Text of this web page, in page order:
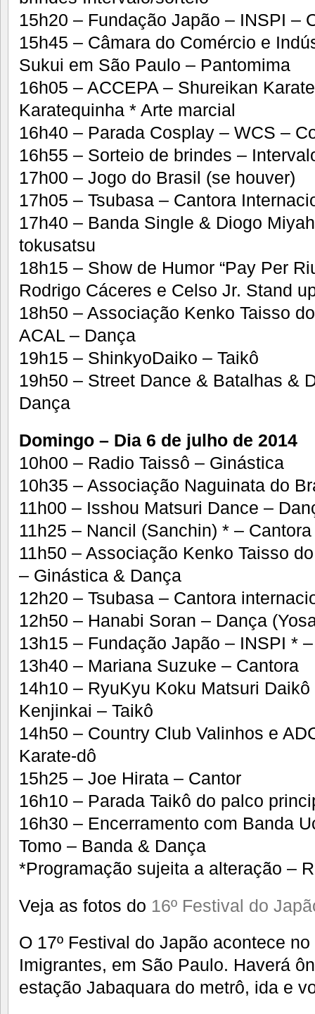
15h20 – Fundação Japão – INSPI –
15h45 – Câmara do Comércio e
Sukui em São Paulo – Pantomima
16h05 – ACCEPA – Shureikan
Karatequinha * Arte marcial
16h40 – Parada Cosplay – WCS –
16h55 – Sorteio de brindes –
17h00 – Jogo do Brasil (se houver)
17h05 – Tsubasa – Cantora
17h40 – Banda Single & Diogo
tokusatsu
18h15 – Show de Humor “Pay Per
Rodrigo Cáceres e Celso Jr. Stand
18h50 – Associação Kenko Taisso
ACAL – Dança
19h15 – ShinkyoDaiko – Taikô
19h50 – Street Dance & Batalhas &
Dança
Domingo – Dia 6 de julho de 2014
10h00 – Radio Taissô – Ginástica
10h35 – Associação Naguinata do
11h00 – Isshou Matsuri Dance –
11h25 – Nancil (Sanchin) * –
11h50 – Associação Kenko Taisso
– Ginástica & Dança
12h20 – Tsubasa – Cantora
12h50 – Hanabi Soran – Dança
13h15 – Fundação Japão – INSPI *
13h40 – Mariana Suzuke – Cantora
14h10 – RyuKyu Koku Matsuri
Kenjinkai – Taikô
14h50 – Country Club Valinhos e
Karate-dô
15h25 – Joe Hirata – Cantor
16h10 – Parada Taikô do palco
16h30 – Encerramento com Banda
Tomo – Banda & Dança
*Programação sujeita a alteração –
Veja as fotos do 16º Festival do
O 17º Festival do Japão acontece
Imigrantes, em São Paulo. Haverá
estação Jabaquara do metrô, ida e